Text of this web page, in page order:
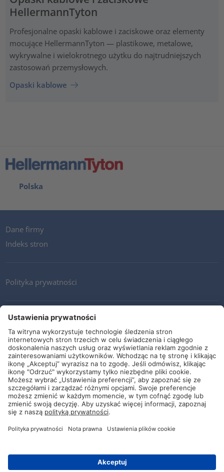
HellermannTyton
Profesjonalne opaski kablowe i zaciskowe oraz elementy
mocujące HellermannTyton — plastikowe, metalowe,
wykrywalne i wielokrotnego użytku do najtrudniejszych
zastosowań przemysłowych.
Opaski kablowe
Polska
Dane firmy
Indeks stron
Polityka prywatności
Kontakt
Newsletter
Ogólne warunki i dostawy
Wytyczne i zobowiązania
Media społecznościowe